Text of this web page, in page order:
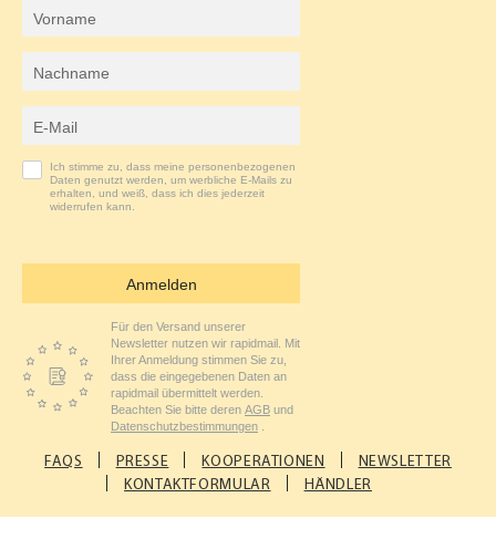
Ich stimme zu, dass meine personenbezogenen
Daten genutzt werden, um werbliche E-Mails zu
erhalten, und weiß, dass ich dies jederzeit
widerrufen kann.
Anmelden
Für den Versand unserer
Newsletter nutzen wir rapidmail. Mit
Ihrer Anmeldung stimmen Sie zu,
dass die eingegebenen Daten an
rapidmail übermittelt werden.
Beachten Sie bitte deren AGB und
Datenschutzbestimmungen
FAQS PRESSE KOOPERATIONEN
NEWSLETTER
KONTAKTFORMULAR
HÄNDLER